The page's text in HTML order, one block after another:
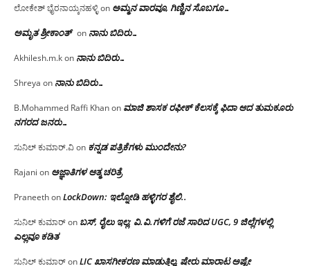
ಲೋಕೇಶ್ ಭೈರನಾಯ್ಕನಹಳ್ಳಿon ಅಮ್ಮನ ವಾರವೂ, ಗಿಣ್ಣಿನ ಸೊಬಗೂ…
ಅಮೃತ ಶ್ರೀಕಾಂತ್ on ನಾನು ಬಿದಿರು…
Akhilesh.m.kon ನಾನು ಬಿದಿರು…
Shreya on ನಾನು ಬಿದಿರು…
B.Mohammed Raffi Khanon ಮಾಜಿ ಶಾಸಕ ರಫೀಕ್ ಕೆಲಸಕ್ಕೆ ಫಿದಾ ಆದ ತುಮಕೂರು
ನಗರದ ಜನರು…
ಸುನಿಲ್ ಕುಮಾರ್.ವಿon ಕನ್ನಡ ಪತ್ರಿಕೆಗಳು ಮುಂದೇನು?
Rajani on ಅಜ್ಞಾತಿಗಳ ಆತ್ಮ ಚರಿತ್ರೆ
PraneethonLockDown: ಇಲ್ನೋಡಿ ಹಳ್ಳಿಗರ ಶೈಲಿ..
ಸುನಿಲ್ ಕುಮಾರ್on ಬಸ್, ರೈಲು ಇಲ್ಲ; ವಿ.ವಿ.ಗಳಿಗೆ ರಜೆ ಸಾರಿದ UGC, 9 ಜಿಲ್ಲೆಗಳಲ್ಲಿ
ಎಲ್ಲವೂ ಕಡಿತ
ಸುನಿಲ್ ಕುಮಾರ್onLIC ಖಾಸಗೀಕರಣ ಮಾಡುತ್ತಿಲ್ಲ, ಷೇರು ಮಾರಾಟ ಅಷ್ಟೇ